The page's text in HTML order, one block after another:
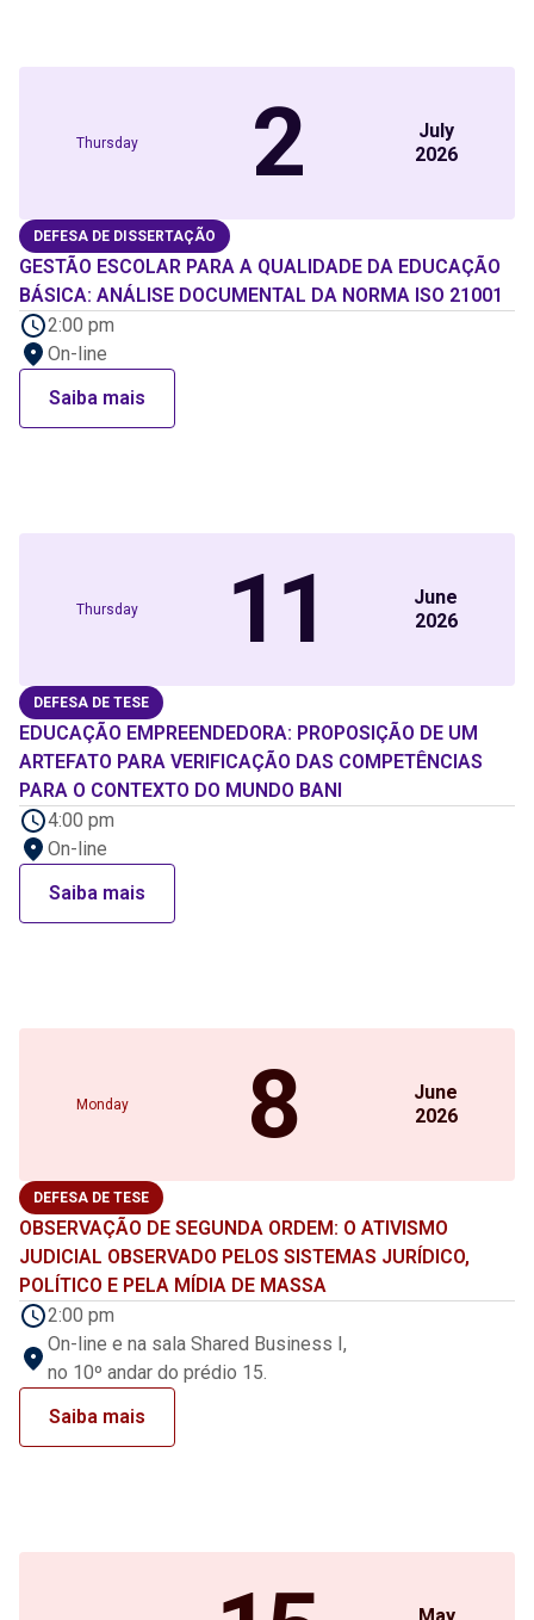
Thursday 2
July
2026
DEFESA DE DISSERTAÇÃO
GESTÃO ESCOLAR PARA A QUALIDADE DA EDUCAÇÃO
BÁSICA: ANÁLISE DOCUMENTAL DA NORMA ISO 21001
2:00 pm
On-line
Saiba mais
Thursday 11
June
2026
DEFESA DE TESE
EDUCAÇÃO EMPREENDEDORA: PROPOSIÇÃO DE UM
ARTEFATO PARA VERIFICAÇÃO DAS COMPETÊNCIAS
PARA O CONTEXTO DO MUNDO BANI
4:00 pm
On-line
Saiba mais
Monday 8
June
2026
DEFESA DE TESE
OBSERVAÇÃO DE SEGUNDA ORDEM: O ATIVISMO
JUDICIAL OBSERVADO PELOS SISTEMAS JURÍDICO,
POLÍTICO E PELA MÍDIA DE MASSA
2:00 pm
On-line e na sala Shared Business I,
no 10º andar do prédio 15.
Saiba mais